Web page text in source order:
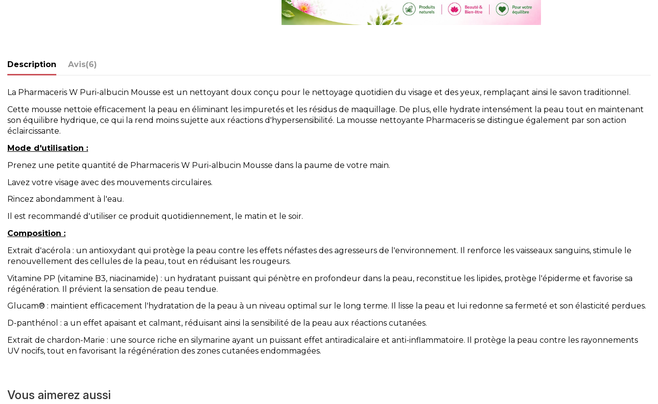
Description Avis(6)
La Pharmaceris W Puri-albucin Mousse est un nettoyant doux conçu pour le nettoyage quotidien du visage et des yeux, remplaçant ainsi le savon traditionnel.
Cette mousse nettoie efficacement la peau en éliminant les impuretés et les résidus de maquillage. De plus, elle hydrate intensément la peau tout en maintenant
son équilibre hydrique, ce qui la rend moins sujette aux réactions d'hypersensibilité. La mousse nettoyante Pharmaceris se distingue également par son action
éclaircissante.
Mode d'utilisation :
Prenez une petite quantité de Pharmaceris W Puri-albucin Mousse dans la paume de votre main.
Lavez votre visage avec des mouvements circulaires.
Rincez abondamment à l'eau.
Il est recommandé d'utiliser ce produit quotidiennement, le matin et le soir.
Composition :
Extrait d'acérola : un antioxydant qui protège la peau contre les effets néfastes des agresseurs de l'environnement. Il renforce les vaisseaux sanguins, stimule le
renouvellement des cellules de la peau, tout en réduisant les rougeurs.
Vitamine PP (vitamine B3, niacinamide) : un hydratant puissant qui pénètre en profondeur dans la peau, reconstitue les lipides, protège l'épiderme et favorise sa
régénération. Il prévient la sensation de peau tendue.
Glucam® : maintient efficacement l'hydratation de la peau à un niveau optimal sur le long terme. Il lisse la peau et lui redonne sa fermeté et son élasticité perdues.
D-panthénol : a un effet apaisant et calmant, réduisant ainsi la sensibilité de la peau aux réactions cutanées.
Extrait de chardon-Marie : une source riche en silymarine ayant un puissant effet antiradicalaire et anti-inflammatoire. Il protège la peau contre les rayonnements
UV nocifs, tout en favorisant la régénération des zones cutanées endommagées.
Vous aimerez aussi